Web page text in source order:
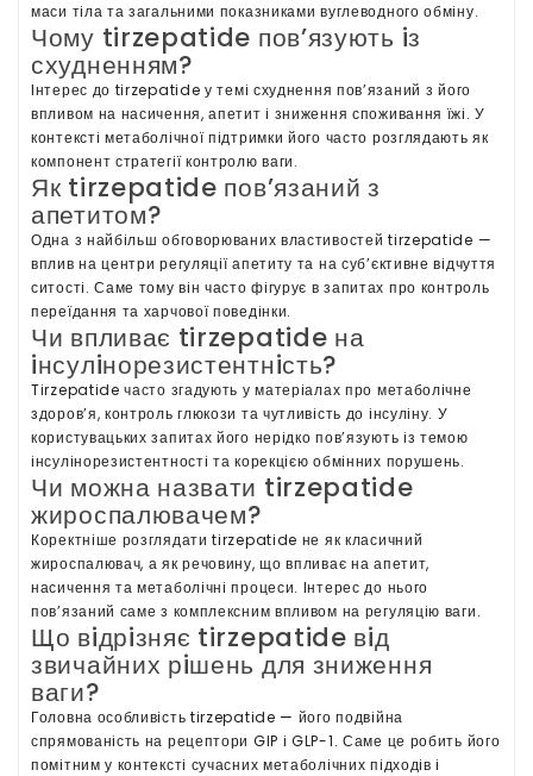
маси тiла та загальними показниками вуглеводного обмiну.
Чому tirzepatide пов’язують iз
схудненням?
Iнтерес до tirzepatide у темi схуднення пов’язаний з його
впливом на насичення, апетит i зниження споживання їжi. У
контекстi метаболiчної пiдтримки його часто розглядають як
компонент стратегiї контролю ваги.
Як tirzepatide пов’язаний з
апетитом?
Одна з найбiльш обговорюваних властивостей tirzepatide —
вплив на центри регуляцiї апетиту та на суб’єктивне вiдчуття
ситостi. Саме тому вiн часто фiгурує в запитах про контроль
переїдання та харчової поведiнки.
Чи впливає tirzepatide на
iнсулiнорезистентнiсть?
Tirzepatide часто згадують у матерiалах про метаболiчне
здоров’я, контроль глюкози та чутливiсть до iнсулiну. У
користувацьких запитах його нерiдко пов’язують iз темою
iнсулiнорезистентностi та корекцiєю обмiнних порушень.
Чи можна назвати tirzepatide
жироспалювачем?
Коректнiше розглядати tirzepatide не як класичний
жироспалювач, а як речовину, що впливає на апетит,
насичення та метаболiчнi процеси. Iнтерес до нього
пов’язаний саме з комплексним впливом на регуляцiю ваги.
Що вiдрiзняє tirzepatide вiд
звичайних рiшень для зниження
ваги?
Головна особливiсть tirzepatide — його подвiйна
спрямованiсть на рецептори GIP i GLP-1. Саме це робить його
помiтним у контекстi сучасних метаболiчних пiдходiв i